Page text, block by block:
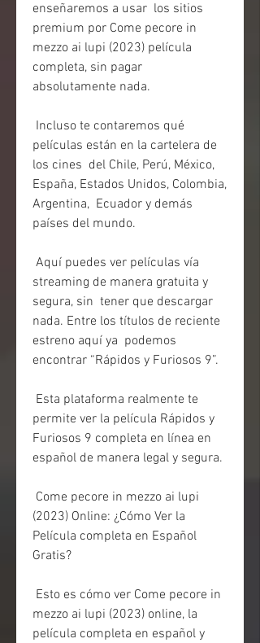
enseñaremos a usar  los sitios
premium por Come pecore in
mezzo ai lupi (2023) película
completa, sin pagar
absolutamente nada.
películas están en la cartelera de
los cines  del Chile, Perú, México,
España, Estados Unidos, Colombia,
Argentina,  Ecuador y demás
países del mundo.
streaming de manera gratuita y
segura, sin  tener que descargar
nada. Entre los títulos de reciente
estreno aquí ya  podemos
encontrar “Rápidos y Furiosos 9”.
permite ver la película Rápidos y
Furiosos 9 completa en línea en
español de manera legal y segura.
(2023) Online: ¿Cómo Ver la
Película completa en Español
Gratis?
mezzo ai lupi (2023) online, la
película completa en español y